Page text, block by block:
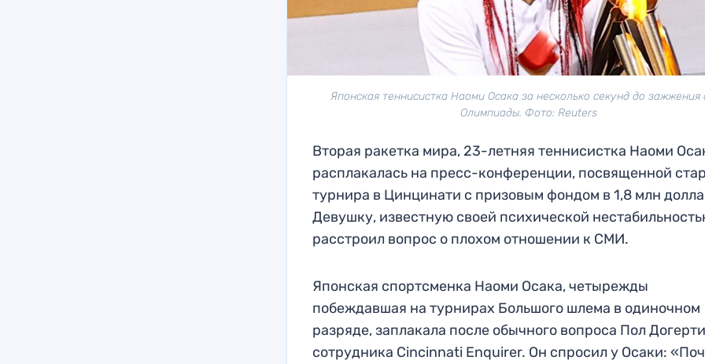
Японская теннисистка Наоми Осака за несколько секунд до зажжения
Олимпиады. Фото: Reuters
Вторая ракетка мира, 23-летняя теннисистка Наоми
расплакалась на пресс-конференции, посвященной
турнира в Цинцинати с призовым фондом в 1,8 млн
Девушку, известную своей психической
расстроил вопрос о плохом отношении к СМИ.
Японская спортсменка Наоми Осака, четырежды
побеждавшая на турнирах Большого шлема в одиночном
разряде, заплакала после обычного вопроса Пол
сотрудника Cincinnati Enquirer. Он спросил у Осаки: